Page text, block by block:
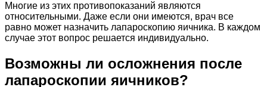
Многие из этих противопоказаний являются
относительными. Даже если они имеются, врач все
равно может назначить лапароскопию яичника. В каждом
случае этот вопрос решается индивидуально.
Возможны ли осложнения после
лапароскопии яичников?